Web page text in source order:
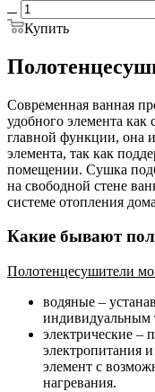
Купить
Современная ванная
удобного элемента
главной функции, она
элемента, так как
помещении. Сушка
на свободной стене
системе отопления
Какие бывают
Полотенцесушители
водяные –
индивидуальным
электрические –
электропитания
элемент с
нагревания.